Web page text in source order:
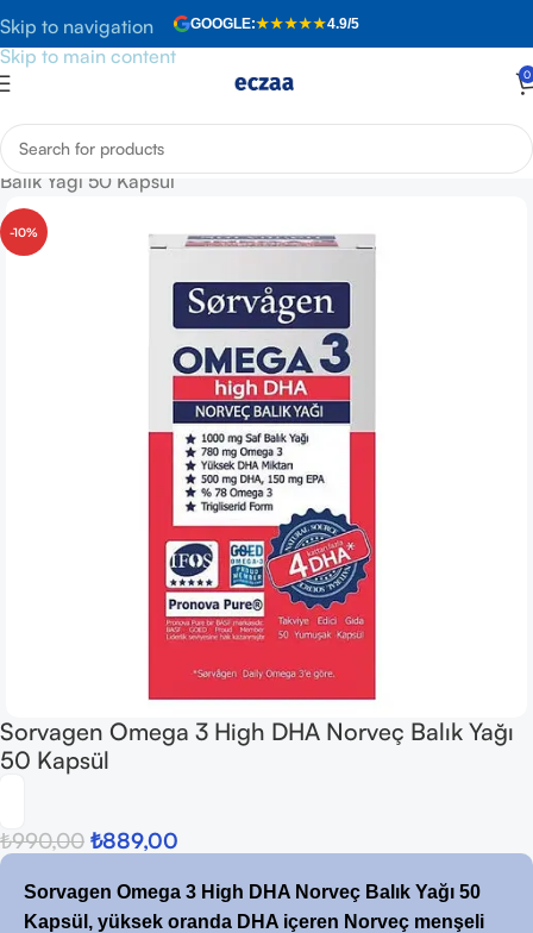
Skip to navigation
Skip to main content
GOOGLE:★★★★★4.9/5
0
Anasayfa» Mağaza
Balık Yağı 50 Kapsül
-10%
Sorvagen Omega 3 High DHA Norveç Balık Yağı
50 Kapsül
₺990,00 ₺889,00
Sorvagen Omega 3 High DHA Norveç Balık Yağı 50
Kapsül, yüksek oranda DHA içeren Norveç menşeli